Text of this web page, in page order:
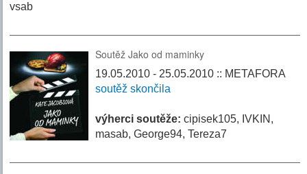
vsab
Soutěž Jako od maminky
19.05.2010 - 25.05.2010 :: METAFORA
soutěž skončila
výherci soutěže: cipisek105, IVKIN,
masab, George94, Tereza7